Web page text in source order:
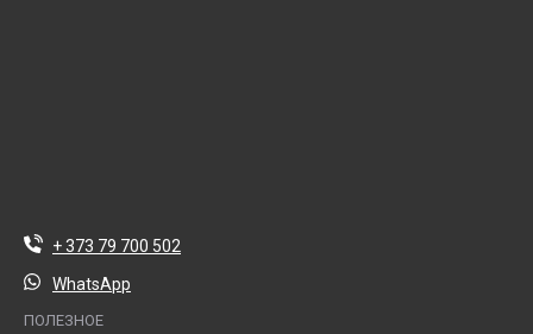
+ 373 79 700 502
WhatsApp
ПОЛЕЗНОЕ